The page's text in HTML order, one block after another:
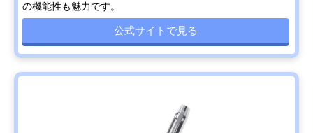
の機能性も魅力です。
公式サイトで見る